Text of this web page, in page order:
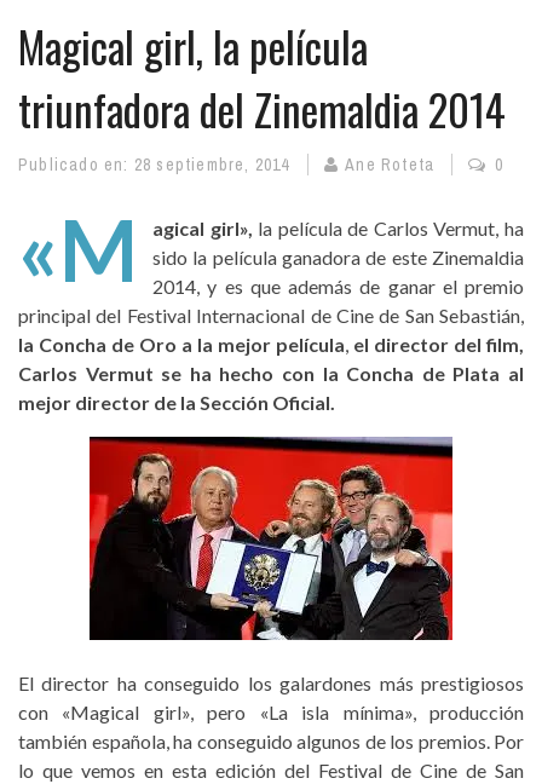
Magical girl, la película
triunfadora del Zinemaldia 2014
Publicado en: 28 septiembre, 2014 Ane Roteta 0
«M agical girl», la película de Carlos Vermut, ha
sido la película ganadora de este Zinemaldia
2014, y es que además de ganar el premio
principal del Festival Internacional de Cine de San Sebastián,
la Concha de Oro a la mejor película, el director del film,
Carlos Vermut se ha hecho con la Concha de Plata al
mejor director de la Sección Oficial.
El director ha conseguido los galardones más prestigiosos
con «Magical girl», pero «La isla mínima», producción
también española, ha conseguido algunos de los premios. Por
lo que vemos en esta edición del Festival de Cine de San